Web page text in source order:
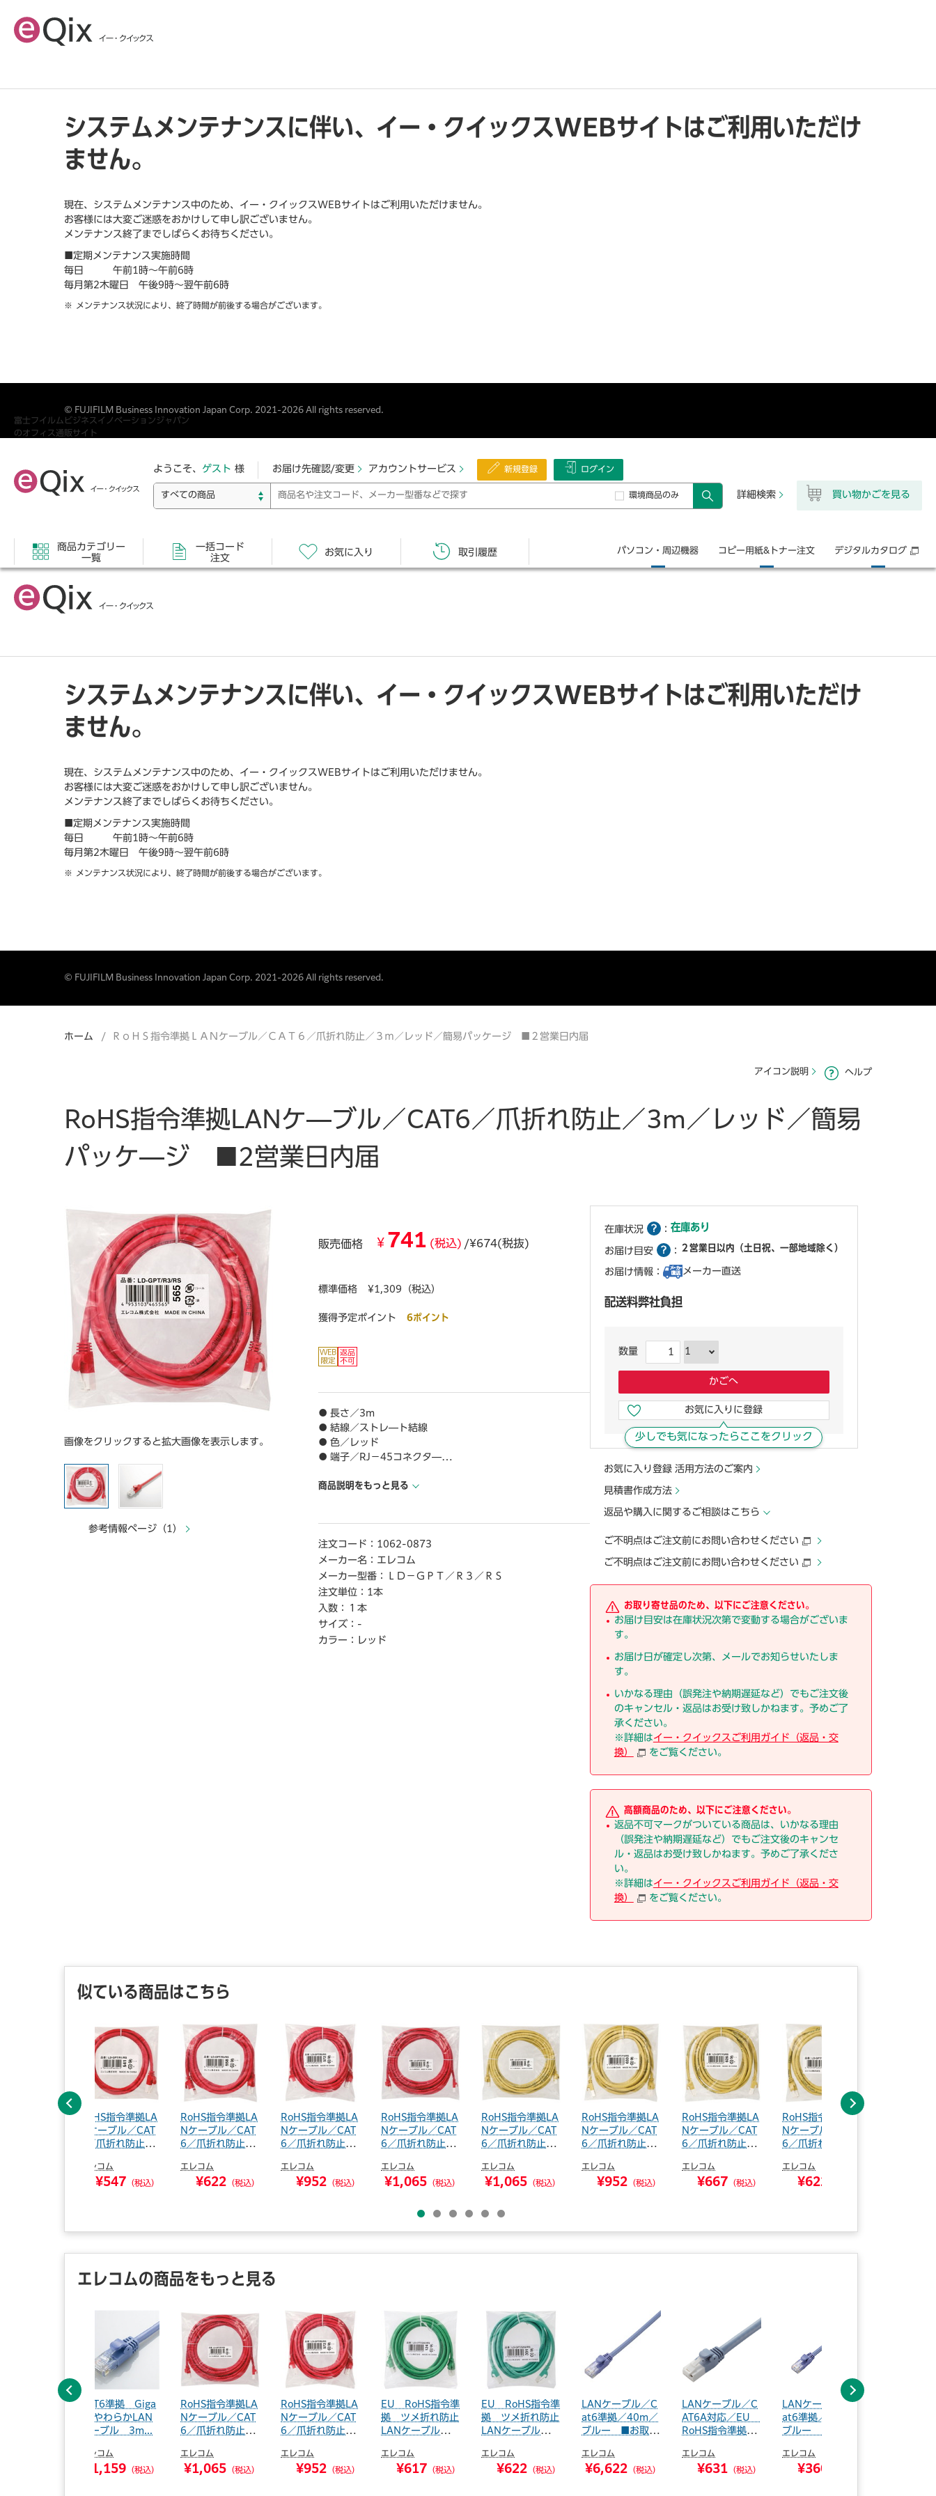
システムメンテナンスに伴い、イー・クイックスWEBサイトはご利用いただけ
ません。
現在、システムメンテナンス中のため、イー・クイックスWEBサイトはご利用いただけません。
お客様には大変ご迷惑をおかけして申し訳ございません。
メンテナンス終了までしばらくお待ちください。
■定期メンテナンス実施時間
毎日 午前1時～午前6時
毎月第2木曜日 午後9時～翌午前6時
メンテナンス状況により、終了時間が前後する場合がございます。
© FUJIFILM Business Innovation Japan Corp. 2021-2026 All rights reserved.
富士フイルムビジネスイノベーションジャパン
のオフィス通販サイト
ようこそ、 ゲスト 様 お届け先確認/変更 アカウントサービス 新規登録 ログイン
環境商品のみ
検索
詳細検索 買い物かごを見る
商品カテゴリー
一覧
一括コード
注文
お気に入り 取引履歴 パソコン・ 周辺機器 コピー用紙& トナー注文 デジタルカタログ
システムメンテナンスに伴い、イー・クイックスWEBサイトはご利用いただけ
ません。
現在、システムメンテナンス中のため、イー・クイックスWEBサイトはご利用いただけません。
お客様には大変ご迷惑をおかけして申し訳ございません。
メンテナンス終了までしばらくお待ちください。
■定期メンテナンス実施時間
毎日 午前1時～午前6時
毎月第2木曜日 午後9時～翌午前6時
メンテナンス状況により、終了時間が前後する場合がございます。
© FUJIFILM Business Innovation Japan Corp. 2021-2026 All rights reserved.
ホーム ＲｏＨＳ指令準拠ＬＡＮケーブル／ＣＡＴ６／爪折れ防止／３ｍ／レッド／簡易パッケージ ■２営業日内届
アイコン説明 ヘルプ
RoHS指令準拠LANケ―ブル／CAT6／爪折れ防止／3m／レッド／簡易
パッケ―ジ ■2営業日内届
画像をクリックすると拡大画像を表示します。
参考情報ページ（1）
販売価格 ¥ 741 (税込) /¥674(税抜)
標準価格 ¥1,309（税込）
獲得予定ポイント 6ポイント
● 長さ／3m
● 結線／ストレ―ト結線
● 色／レッド
● 端子／RJ－45コネクタ―
SE－T／1000BASE－TX対応）
※商品仕様につきましては、メ―カ―HPにてご確認くださ
い。
※仕入先直送品のため、在庫状況により上記お届け目安にて
お届けできない場合がございます。
※詳細納期をご確認されたい場合は、0120－812－069まで
ご連絡ください。（お問い合わせ受付時間）月曜日～金曜日9
時から18時30分（祝日を除く）
商品説明をもっと見る
注文コード： 1062-0873
メーカー名： エレコム
メーカー型番：
ＬＤ－ＧＰＴ／Ｒ３／ＲＳ
注文単位： 1本
入数：
１本
サイズ： -
カラー：
レッド
在庫状況 ： 在庫あり
お届け目安 ： ２営業日以内（土日祝、一部地域除く）
お届け情報： メーカー直送
配送料弊社負担
数量
かごへ
お気に入りに登録
少しでも気になったらここをクリック
お気に入り登録 活用方法のご案内
見積書作成方法
返品や購入に関するご相談はこちら
ご不明点はご注文前にお問い合わせください
ご不明点はご注文前にお問い合わせください
お取り寄せ品のため、以下にご注意ください。
お届け目安は在庫状況次第で変動する場合がございま
す。
お届け日が確定し次第、メールでお知らせいたしま
す。
いかなる理由（誤発注や納期遅延など）でもご注文後
のキャンセル・返品はお受け致しかねます。予めご了
承ください。
※詳細はイー・クイックスご利用ガイド（返品・交
換）
をご覧ください。
高額商品のため、以下にご注意ください。
返品不可マークがついている商品は、いかなる理由
（誤発注や納期遅延など）でもご注文後のキャンセ
ル・返品はお受け致しかねます。予めご了承くださ
い。
※詳細はイー・クイックスご利用ガイド（返品・交
換）
をご覧ください。
似ている商品はこちら
RoHS指令準拠LA
Nケーブル／CAT
6／爪折れ防止／
エレコム
¥547 （税込）
RoHS指令準拠LA
Nケーブル／CAT
6／爪折れ防止／
エレコム
¥622 （税込）
RoHS指令準拠LA
Nケーブル／CAT
6／爪折れ防止／
エレコム
¥952 （税込）
RoHS指令準拠LA
Nケーブル／CAT
6／爪折れ防止／
エレコム
¥1,065 （税込）
RoHS指令準拠LA
Nケーブル／CAT
6／爪折れ防止／
エレコム
¥1,065 （税込）
RoHS指令準拠LA
Nケーブル／CAT
6／爪折れ防止／
エレコム
¥952 （税込）
RoHS指令準拠LA
Nケーブル／CAT
6／爪折れ防止／
エレコム
¥667 （税込）
RoHS指令準拠LA
Nケーブル／CAT
6／爪折れ防止／
エレコム
¥622
前へ 次へ
エレコムの商品をもっと見る
CAT6準拠 Giga
bitやわらかLAN
ケーブル 3m...
エレコム
¥1,159 （税込）
RoHS指令準拠LA
Nケーブル／CAT
6／爪折れ防止／
エレコム
¥1,065 （税込）
RoHS指令準拠LA
Nケーブル／CAT
6／爪折れ防止／
エレコム
¥952 （税込）
EU RoHS指令準
拠 ツメ折れ防止
LANケーブル（C
エレコム
¥617 （税込）
EU RoHS指令準
拠 ツメ折れ防止
LANケーブル（C
エレコム
¥622 （税込）
LANケーブル／C
at6準拠／40m／
ブルー ■お取り
エレコム
¥6,622 （税込）
LANケーブル／C
AT6A対応／EU
RoHS指令準拠
エレコム
¥631 （税込）
LANケーブル／C
at6準拠／0.3m／
ブルー LD-G...
エレコム
¥360
前へ 次へ